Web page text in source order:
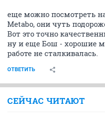
еще можно посмотреть
Metabo, они чуть
Вот это точно
ну и еще Бош - хорошие
работе не сталкивалась.
ОТВЕТИТЬ
СЕЙЧАС ЧИТАЮТ